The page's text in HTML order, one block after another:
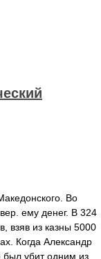
Во
ему денег. В 324
взяв из казны 5000
Когда Александр
был убит одним из